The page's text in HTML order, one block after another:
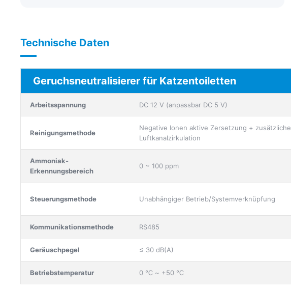
Technische Daten
Geruchsneutralisierer für Katzentoiletten
Arbeitsspannung DC 12 V (anpassbar DC 5 V)
Reinigungsmethode
Negative Ionen aktive Zersetzung + zusätzliche
Luftkanalzirkulation
Ammoniak-
Erkennungsbereich
0 ~ 100 ppm
Steuerungsmethode Unabhängiger Betrieb/Systemverknüpfung
Kommunikationsmethode RS485
Geräuschpegel ≤ 30 dB(A)
Betriebstemperatur 0 ℃ ~ +50 ℃